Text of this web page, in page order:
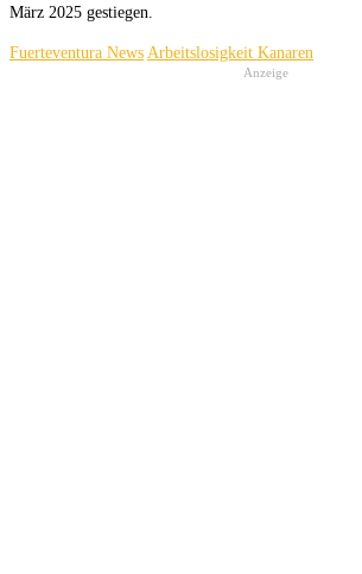
März 2025 gestiegen.
Fuerteventura News Arbeitslosigkeit Kanaren
Anzeige